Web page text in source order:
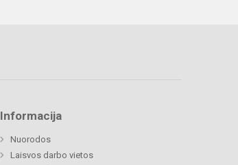
Informacija
Nuorodos
Laisvos darbo vietos